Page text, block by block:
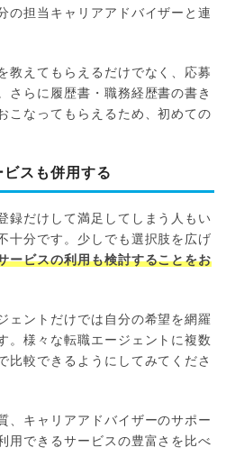
の担当キャリアアドバイザーと連
教えてもらえるだけでなく、応募
さらに履歴書・職務経歴書の書き
こなってもらえるため、初めての
スも併用する
録だけして満足してしまう人もい
十分です。少しでも選択肢を広げ
ービスの利用も検討することをお
ェントだけでは自分の希望を網羅
。様々な転職エージェントに複数
比較できるようにしてみてくださ
、キャリアアドバイザーのサポー
用できるサービスの豊富さを比べ